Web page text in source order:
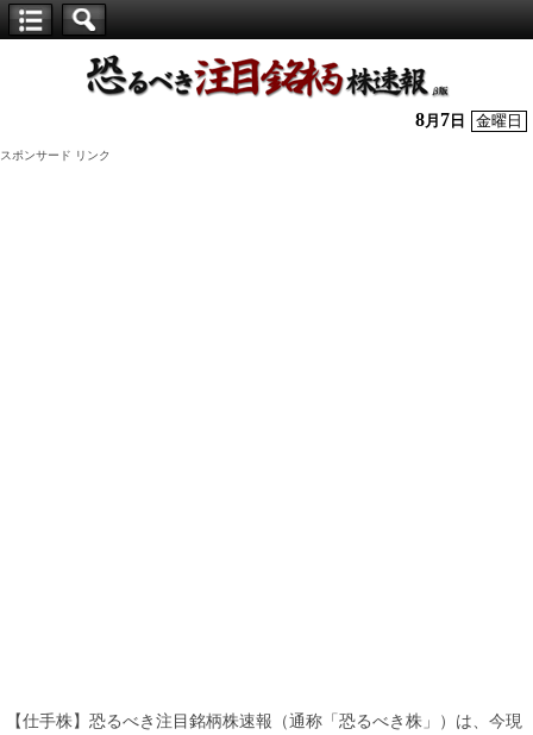
株】
8月 7 日 金曜日
スポンサード リンク
【仕手株】恐るべき注目銘柄株速報（通称「恐るべき株」）は、今現